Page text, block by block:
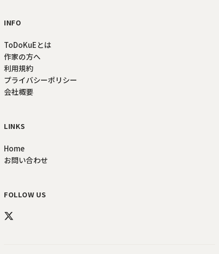
INFO
ToDoKuEとは
作家の方へ
利用規約
プライバシーポリシー
会社概要
LINKS
Home
お問い合わせ
FOLLOW US